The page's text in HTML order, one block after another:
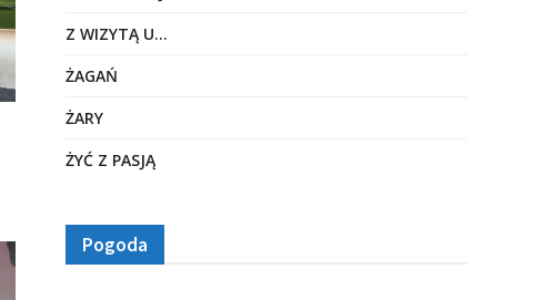
Z WIZYTĄ U…
ŻAGAŃ
ŻARY
ŻYĆ Z PASJĄ
Pogoda